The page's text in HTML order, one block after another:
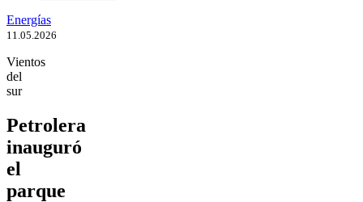
Energías
11.05.2026
Vientos
del
sur
Petrolera
inauguró
el
parque